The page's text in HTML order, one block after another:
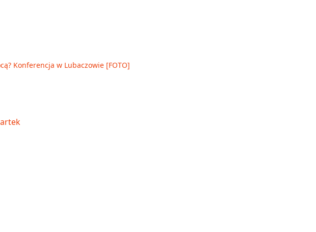
Konferencja w Lubaczowie [FOTO]